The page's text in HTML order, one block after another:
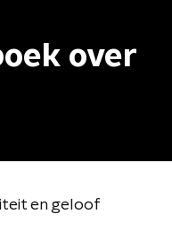
over
en geloof